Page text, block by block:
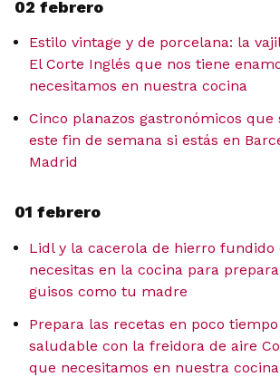
02 febrero
Estilo vintage y de porcelana: la
El Corte Inglés que nos tiene
necesitamos en nuestra cocina
Cinco planazos gastronómicos que
este fin de semana si estás en
Madrid
01 febrero
Lidl y la cacerola de hierro fundido
necesitas en la cocina para
guisos como tu madre
Prepara las recetas en poco
saludable con la freidora de aire
que necesitamos en nuestra cocina